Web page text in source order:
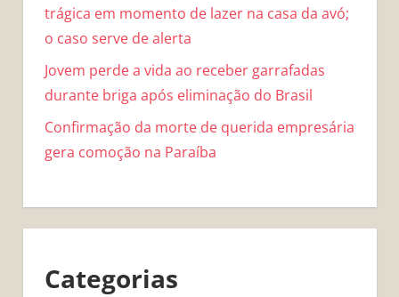
trágica em momento de lazer na casa da avó;
o caso serve de alerta
Jovem perde a vida ao receber garrafadas
durante briga após eliminação do Brasil
Confirmação da morte de querida empresária
gera comoção na Paraíba
Categorias